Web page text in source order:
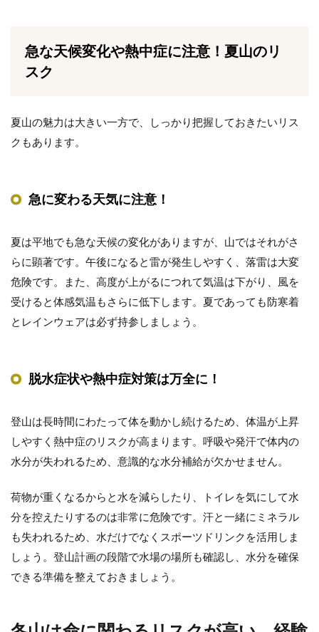
急な天候変化や熱中症に注意！夏山のリ
スク
夏山の魅力は大きい一方で、しっかり把握しておきたいリス
クもあります。
急に変わる天気に注意！
夏は平地でも急な天候の変化がありますが、山ではそれがさ
らに顕著です。午後になると雷が発生しやすく、落雷は大変
危険です。また、高度が上がるにつれて気温は下がり、風を
受けると体感気温もさらに低下します。夏であっても防寒着
とレインウェアは必ず持参しましょう。
脱水症状や熱中症対策は万全に！
登山は長時間にわたって体を動かし続けるため、体温が上昇
しやすく熱中症のリスクが高まります。呼吸や発汗で体内の
水分が失われるため、意識的な水分補給が欠かせません。
荷物が重くなるからと水を減らしたり、トイレを気にして水
分を控えたりするのは非常に危険です。汗と一緒にミネラル
も失われるため、水だけでなくスポーツドリンクを活用しま
しょう。登山計画の段階で水場の場所も確認し、水分を確保
できる準備を整えておきましょう。